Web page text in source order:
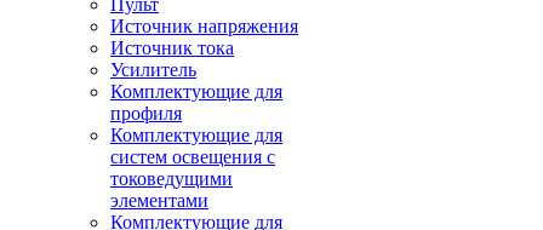
Пульт
Источник напряжения
Источник тока
Усилитель
Комплектующие для
профиля
Комплектующие для
систем освещения с
токоведущими
элементами
Комплектующие для